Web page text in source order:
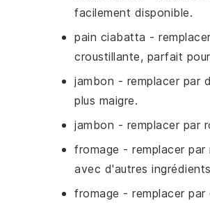
facilement disponible.
pain ciabatta -
croustillante, parfait
jambon - remplacer par
plus maigre.
jambon - remplacer par
fromage - remplacer par
avec d'autres
fromage - remplacer par